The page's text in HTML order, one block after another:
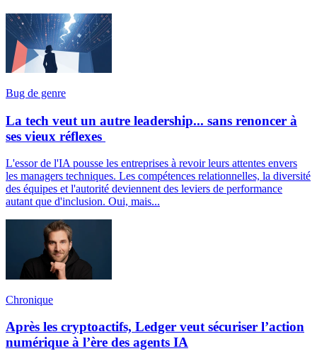
Bug de genre
La tech veut un autre leadership... sans renoncer à
ses vieux réflexes
L'essor de l'IA pousse les entreprises à revoir leurs attentes envers
les managers techniques. Les compétences relationnelles, la diversité
des équipes et l'autorité deviennent des leviers de performance
autant que d'inclusion. Oui, mais...
Chronique
Après les cryptoactifs, Ledger veut sécuriser l’action
numérique à l’ère des agents IA